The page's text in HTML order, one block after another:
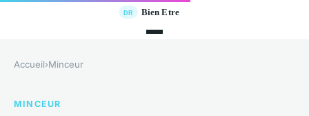
Accueil›Minceur
MINCEUR